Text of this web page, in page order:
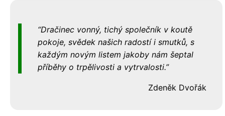
Dračinec vonný, tichý společník v koutě
pokoje, svědek našich radostí i smutků, s
každým novým listem jakoby nám šeptal
příběhy o trpělivosti a vytrvalosti.
Zdeněk Dvořák